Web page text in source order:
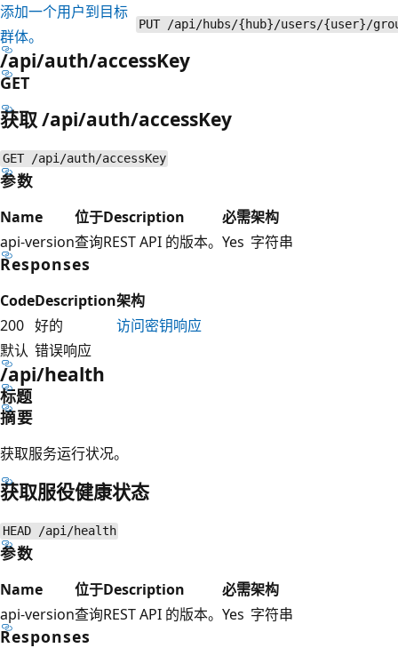
添加一个用户到目标
群体。
PUT /api/hubs/{hub}/users/{user}/
/api/auth/accessKey
GET
获取 /api/auth/accessKey
GET /api/auth/accessKey
参数
Name 位于Description 必需架构
api-version查询REST API 的版本。 Yes 字符串
Responses
CodeDescription架构
200 好的
访问密钥响应
默认 错误响应
/api/health
标题
摘要
获取服务运行状况。
获取服役健康状态
HEAD /api/health
参数
Name 位于Description 必需架构
api-version查询REST API 的版本。 Yes 字符串
Responses